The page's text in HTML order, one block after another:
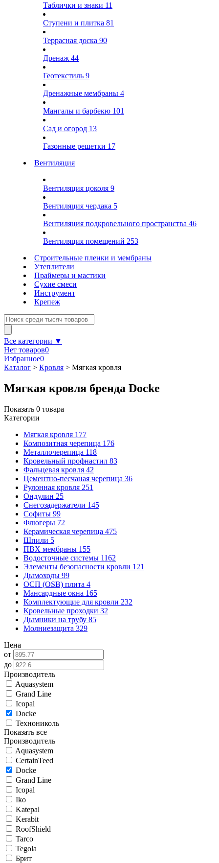
Таблички и знаки 11
Ступени и плитка 81
Террасная доска 90
Дренаж 44
Геотекстиль 9
Дренажные мембраны 4
Мангалы и барбекю 101
Сад и огород 13
Газонные решетки 17
Вентиляция
Вентиляция цоколя 9
Вентиляция чердака 5
Вентиляция подкровельного пространства 46
Вентиляция помещений 253
Строительные пленки и мембраны
Утеплители
Праймеры и мастики
Сухие смеси
Инструмент
Крепеж
Все категории ▼
Нет товаров0
Избранное0
Каталог > Кровля > Мягкая кровля
Мягкая кровля бренда Docke
Показать 0 товара
Категории
Мягкая кровля 177
Композитная черепица 176
Металлочерепица 118
Кровельный профнастил 83
Фальцевая кровля 42
Цементно-песчаная черепица 36
Рулонная кровля 251
Ондулин 25
Снегозадержатели 145
Софиты 99
Флюгеры 72
Керамическая черепица 475
Шпили 5
ПВХ мембраны 155
Водосточные системы 1162
Элементы безопасности кровли 121
Дымоходы 99
ОСП (OSB) плита 4
Мансардные окна 165
Комплектующие для кровли 232
Кровельные проходки 32
Дымники на трубу 85
Молниезащита 329
Цена
от
до
Производитель
Aquasystem
Grand Line
Icopal
Docke
Технониколь
Показать все
Производитель
Aquasystem
CertainTeed
Docke
Grand Line
Icopal
Iko
Katepal
Kerabit
RoofShield
Tarco
Tegola
Брит